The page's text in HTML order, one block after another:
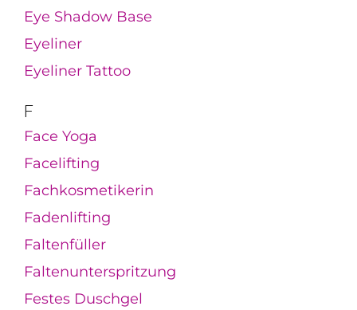
Eye Shadow Base
Eyeliner
Eyeliner Tattoo
F
Face Yoga
Facelifting
Fachkosmetikerin
Fadenlifting
Faltenfüller
Faltenunterspritzung
Festes Duschgel